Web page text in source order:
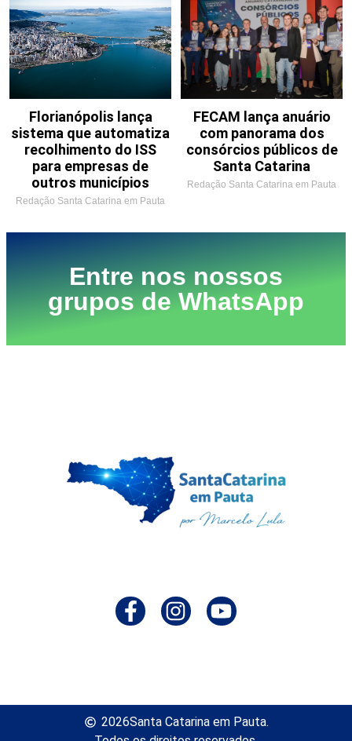
Florianópolis lança
sistema que automatiza
recolhimento do ISS
para empresas de
outros municípios
Redação Santa Catarina em Pauta
FECAM lança anuário
com panorama dos
consórcios públicos de
Santa Catarina
Redação Santa Catarina em Pauta
Entre nos nossos
grupos de WhatsApp
2026Santa Catarina em Pauta.